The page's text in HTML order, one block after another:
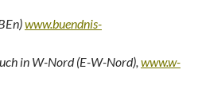
www.buendnis-
in W-Nord (E-W-Nord), www.w-